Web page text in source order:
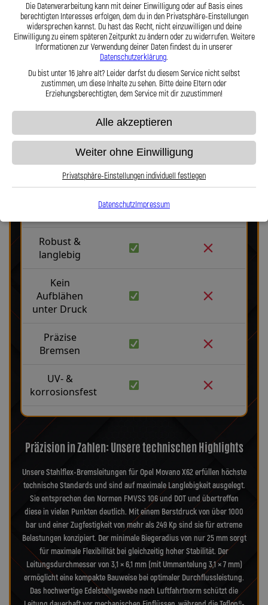
Stahlflex vs. Gummi
Stahlflex
Robust &
langlebig
Kein
Aufblähen
unter Druck
Präzise
Bremsen
UV- &
korrosionsfest
den Stahlflex-Bremsleitungen von Lothar Spiegler Kfz-Leitungen GmbH
entscheiden Sie sich für echte deutsche Qualität, höchste Sicherheit
und ein Produkt, das hält, was es verspricht.
Hier zu unserem Video „Stahlflex vs. Gummi“
Präzision in Zahlen: Unsere technischen Highlights
Unsere Stahlflex-Bremsleitungen für Opel Movano X62 erfüllen höchste
technische Standards und sind auf maximale Langlebigkeit ausgelegt.
Sie entsprechen den Normen FMVSS 106 und DOT und übertreffen
diese in vielen Punkten deutlich. Mit einem Berstdruck von über 1000
bar und einer Zugfestigkeit von mehr als 249 Kp sind sie für extreme
Belastungen konzipiert. Der minimale Biegeradius von nur 25 mm sorgt
für maximale Flexibilität bei gleichzeitig hoher Stabilität. Der
Leitungsdurchmesser von 3,1 × 6,1 mm (mit Ummantelung 3,1 × 7 mm)
ermöglicht eine kompakte Bauweise bei optimaler Durchflussleistung.
Das hochwertige Edelstahlgewebe nach Luftfahrtnorm schützt die
Die Datenverarbeitung kann mit deiner Einwilligung oder auf Basis eines
berechtigten Interesses erfolgen, dem du in den Privatsphäre-Einstellungen
widersprechen kannst. Du hast das Recht, nicht einzuwilligen und deine
Einwilligung zu einem späteren Zeitpunkt zu ändern oder zu widerrufen. Weitere
Informationen zur Verwendung deiner Daten findest du in unserer
Datenschutzerklärung.
Du bist unter 16 Jahre alt? Leider darfst du diesem Service nicht selbst
zustimmen, um diese Inhalte zu sehen. Bitte deine Eltern oder
Erziehungsberechtigten, dem Service mit dir zuzustimmen!
Alle akzeptieren
Weiter ohne Einwilligung
Privatsphäre-Einstellungen individuell festlegen
DatenschutzImpressum